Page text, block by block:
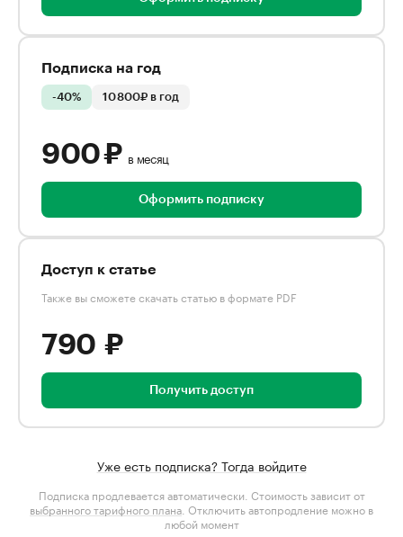
Подписка на год
-40% 10 800₽ в год
900 ₽ в месяц
Оформить подписку
Доступ к статье
Также вы сможете скачать статью в формате PDF
790 ₽
Получить доступ
Уже есть подписка? Тогда войдите
Подписка продлевается автоматически. Стоимость зависит от
выбранного тарифного плана . Отключить автопродление можно в
любой момент